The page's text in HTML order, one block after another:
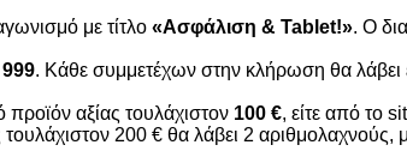
με τίτλο «Ασφάλιση & Tablet!». Ο
. Κάθε συμμετέχων στην κλήρωση θα λάβει
αξίας τουλάχιστον 100 €, είτε από το
τουλάχιστον 200 € θα λάβει 2